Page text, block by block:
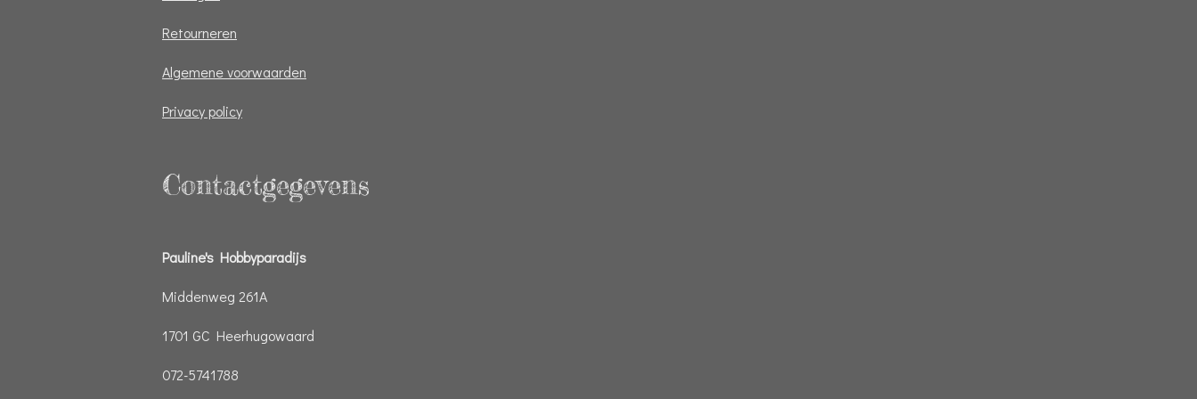
Retourneren
Algemene voorwaarden
Privacy policy
Contactgegevens
Pauline's Hobbyparadijs
Middenweg 261A
1701 GC Heerhugowaard
072-5741788